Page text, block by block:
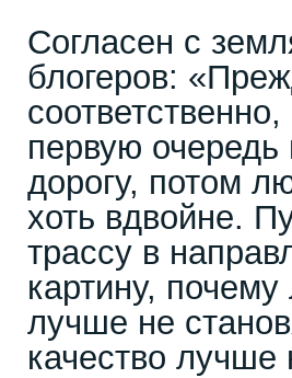
Согласен с
блогеров:
первую очередь
дорогу, потом
хоть вдвойне.
трассу в
картину,
лучше не
качество лучше